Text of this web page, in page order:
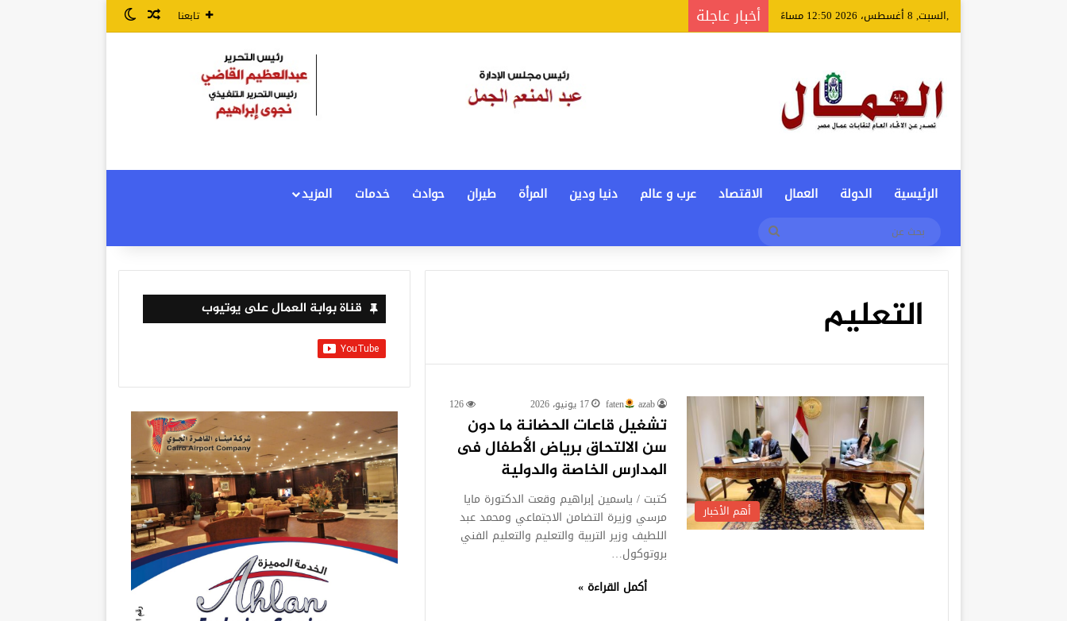
,السبت, 8 أغسطس، 2026 12:50 مساءً أخبار عاجلة تابعنا مقال عشوائي
الوضع المظلم
الرئيسية الدولة العمال الاقتصاد عرب و عالم دنيا ودين المرأة طيران حوادث خدمات
المزيد
التعليم
أهم الأخبار
faten azab 17 يونيو، 2026 126
تشغيل قاعات الحضانة ما دون
سن الالتحاق برياض الأطفال فى
المدارس الخاصة والدولية
كتبت / ياسمين إبراهيم وقعت الدكتورة مايا
مرسي وزيرة التضامن الاجتماعي ومحمد عبد
اللطيف وزير التربية والتعليم والتعليم الفني
بروتوكول…
أكمل القراءة »
قناة بوابة العمال على يوتيوب